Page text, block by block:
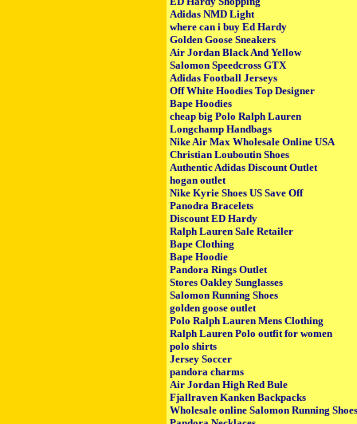
Adidas NMD Light
where can i buy Ed Hardy
Golden Goose Sneakers
Air Jordan Black And Yellow
Salomon Speedcross GTX
Adidas Football Jerseys
Off White Hoodies Top Designer
Bape Hoodies
cheap big Polo Ralph Lauren
Longchamp Handbags
Nike Air Max Wholesale Online USA
Christian Louboutin Shoes
Authentic Adidas Discount Outlet
hogan outlet
Nike Kyrie Shoes US Save Off
Panodra Bracelets
Discount ED Hardy
Ralph Lauren Sale Retailer
Bape Clothing
Bape Hoodie
Pandora Rings Outlet
Stores Oakley Sunglasses
Salomon Running Shoes
golden goose outlet
Polo Ralph Lauren Mens Clothing
Ralph Lauren Polo outfit for women
polo shirts
Jersey Soccer
pandora charms
Air Jordan High Red Bule
Fjallraven Kanken Backpacks
Wholesale online Salomon Running Shoes